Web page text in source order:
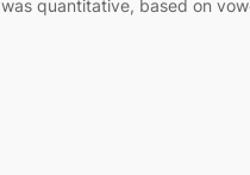
was quantitative, based on